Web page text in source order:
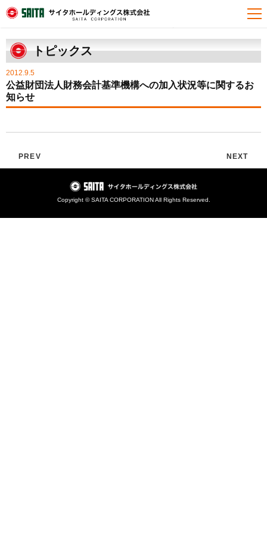
HOME
トピックス
トピックス
2012.9.5
公益財団法人財務会計基準機構への加入状況等に関するお
知らせ
PREV NEXT
Copyright © SAITA CORPORATION All Rights Reserved.